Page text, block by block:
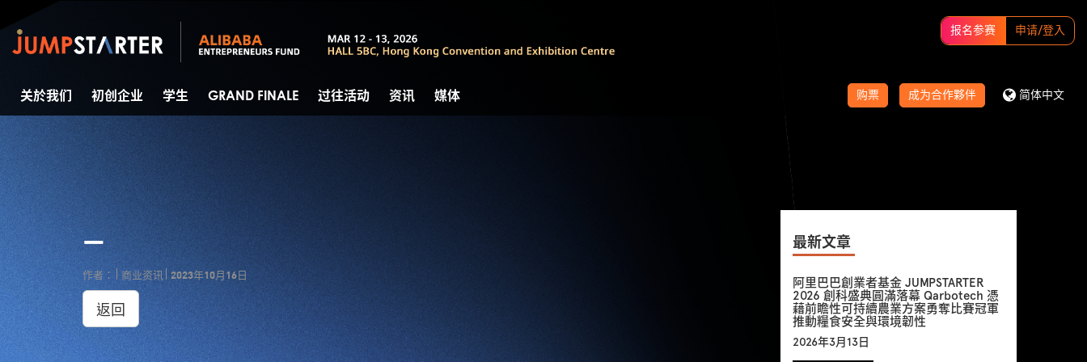
报名参赛 申请/登入
购票 成为合作夥伴 简体中文
关於我们 初创企业 学生 GRAND FINALE 过往活动 资讯 媒体
—
作者： 商业资讯 2023年10月16日
返回
最新文章
阿里巴巴創業者基金 JUMPSTARTER
2026 創科盛典圓滿落幕 Qarbotech 憑
藉前瞻性可持續農業方案勇奪比賽冠軍
推動糧食安全與環境韌性
2026年3月13日